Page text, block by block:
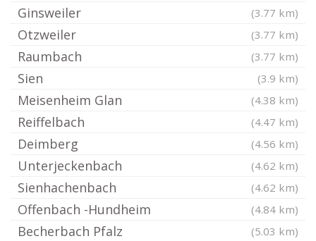
Ginsweiler (3.77 km)
Otzweiler (3.77 km)
Raumbach (3.77 km)
Sien (3.9 km)
Meisenheim Glan (4.38 km)
Reiffelbach (4.47 km)
Deimberg (4.56 km)
Unterjeckenbach (4.62 km)
Sienhachenbach (4.62 km)
Offenbach -Hundheim (4.84 km)
Becherbach Pfalz (5.03 km)